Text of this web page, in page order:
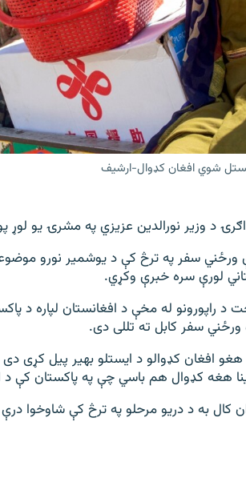
د وزیر نورالدین عزیزي په مشرۍ یو لوړ
ورځني سفر په ترڅ کې د یوشمیر نورو
لورې سره خبرې وکړي.
راپورونو له مخې د افغانستان لپاره د
سفر کابل ته تللی دی.
هغو افغان کډوالو د ایستلو بهیر پيل
هغه کډوال هم باسي چې په پاکستان کې د
کال به د دریو مرحلو په ترڅ کې شاوخوا